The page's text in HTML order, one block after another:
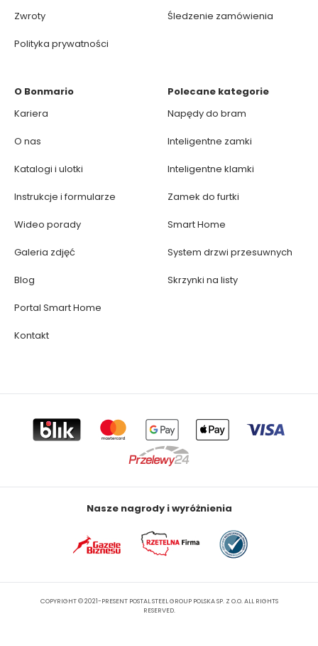
Zwroty
Polityka prywatności
Śledzenie zamówienia
O Bonmario
Kariera
O nas
Katalogi i ulotki
Instrukcje i formularze
Wideo porady
Galeria zdjęć
Blog
Portal Smart Home
Kontakt
Polecane kategorie
Napędy do bram
Inteligentne zamki
Inteligentne klamki
Zamek do furtki
Smart Home
System drzwi przesuwnych
Skrzynki na listy
Nasze nagrody i wyróżnienia
COPYRIGHT © 2021-PRESENT POSTAL STEEL GROUP POLSKA SP. Z O.O. ALL RIGHTS
RESERVED.